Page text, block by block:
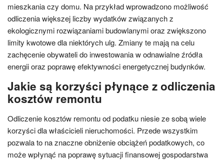
mieszkania czy domu. Na przykład wprowadzono możliwość
odliczenia większej liczby wydatków związanych z
ekologicznymi rozwiązaniami budowlanymi oraz zwiększono
limity kwotowe dla niektórych ulg. Zmiany te mają na celu
zachęcenie obywateli do inwestowania w odnawialne źródła
energii oraz poprawę efektywności energetycznej budynków.
Jakie są korzyści płynące z odliczenia
kosztów remontu
Odliczenie kosztów remontu od podatku niesie ze sobą wiele
korzyści dla właścicieli nieruchomości. Przede wszystkim
pozwala to na znaczne obniżenie obciążeń podatkowych, co
może wpłynąć na poprawę sytuacji finansowej gospodarstwa